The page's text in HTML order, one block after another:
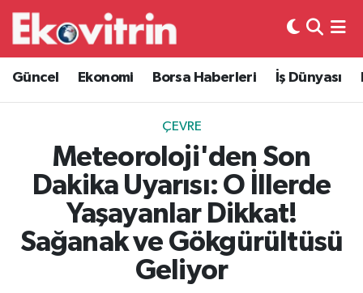
Güncel Ekonomi Borsa Haberleri İş Dünyası
ÇEVRE
Meteoroloji'den Son
Dakika Uyarısı: O İllerde
Yaşayanlar Dikkat!
Sağanak ve Gökgürültüsü
Geliyor
Güncel
Ekonomi
Borsa Haberleri
İş Dünyası
Lojistik
Hava Durumu
Trafik Durumu
Süper Lig Puan Durumu ve Fikstür
Tüm Manşetler
Son Dakika Haberleri